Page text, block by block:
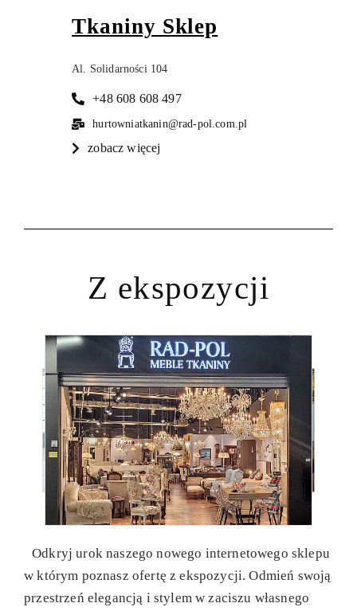
Tkaniny Sklep
Al. Solidarności 104
+48 608 608 497
hurtowniatkanin@rad-pol.com.pl
zobacz więcej
Z ekspozycji
Odkryj urok naszego nowego internetowego sklepu
w którym poznasz ofertę z ekspozycji. Odmień swoją
przestrzeń elegancją i stylem w zaciszu własnego